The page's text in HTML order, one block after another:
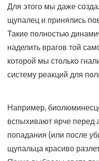
Для этого мы даже
щупалец и принялись
Такие полностью
наделить врагов той
которой мы столько
систему реакций для
Например,
вспыхивают ярче перед
попадания (или после
щупальца красиво